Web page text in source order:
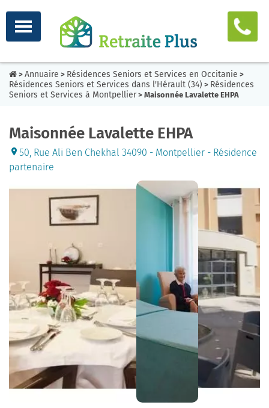
> Annuaire > Résidences Seniors et Services en Occitanie >
Résidences Seniors et Services dans l'Hérault (34) > Résidences
Seniors et Services à Montpellier> Maisonnée Lavalette EHPA
Maisonnée Lavalette EHPA
50, Rue Ali Ben Chekhal 34090 - Montpellier - Résidence
partenaire